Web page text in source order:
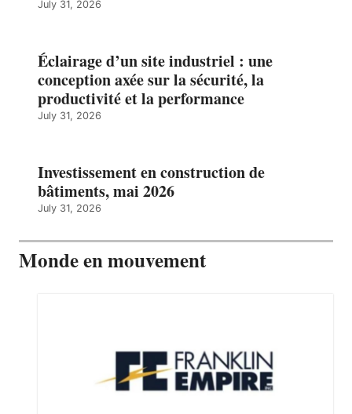
July 31, 2026
Éclairage d’un site industriel : une
conception axée sur la sécurité, la
productivité et la performance
July 31, 2026
Investissement en construction de
bâtiments, mai 2026
July 31, 2026
Monde en mouvement